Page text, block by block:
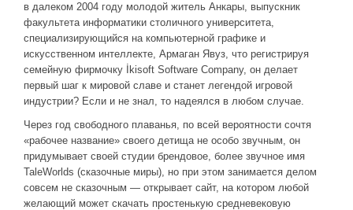
ДРУГИЕ ИГРЫ
Серия игр Mount and Blade
Вселенные Warhammer
Warhammer 40.000: Dawn of War
Серия игр «История войн»
Серия игр «King Arthur»
КРЕАТИВ
Творчество СиЧевиков
в далеком 2004 году молодой житель Анкары, выпускник
факультета информатики столичного университета,
специализирующийся на компьютерной графике и
искусственном интеллекте, Армаган Явуз, что регистрируя
семейную фирмочку İkisoft Software Company, он делает
первый шаг к мировой славе и станет легендой игровой
индустрии? Если и не знал, то надеялся в любом случае.
Через год свободного плаванья, по всей вероятности сочтя
«рабочее название» своего детища не особо звучным, он
придумывает своей студии брендовое, более звучное имя
TaleWorlds (сказочные миры), но при этом занимается делом
совсем не сказочным — открывает сайт, на котором любой
желающий может скачать простенькую средневековую